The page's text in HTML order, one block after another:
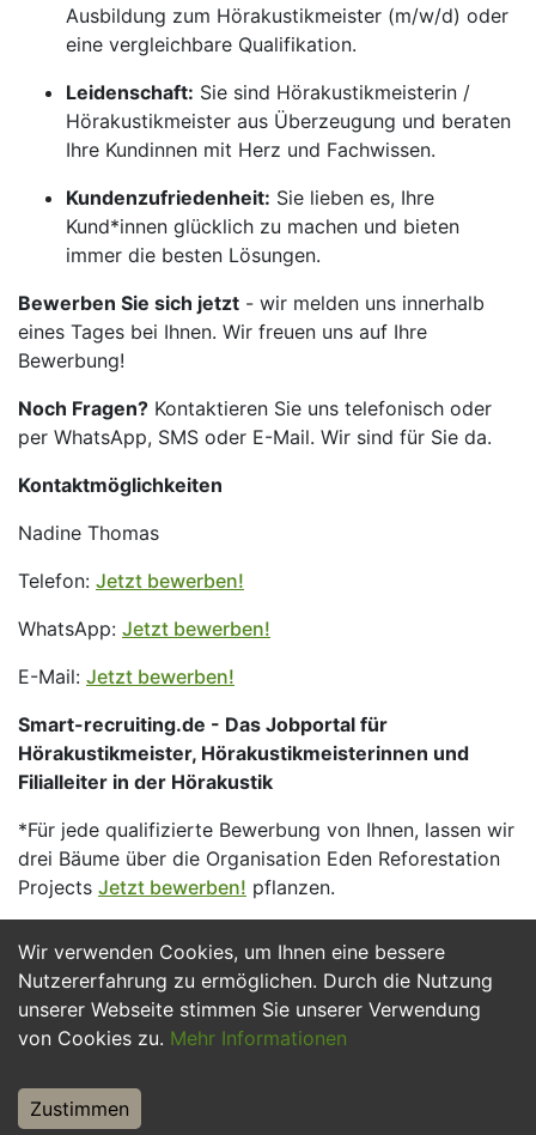
Wir verwenden Cookies, um Ihnen eine bessere
Nutzererfahrung zu ermöglichen. Durch die Nutzung
unserer Webseite stimmen Sie unserer Verwendung
von Cookies zu. Mehr Informationen
Zustimmen
Ausbildung zum Hörakustikmeister (m/w/d) oder
eine vergleichbare Qualifikation.
Leidenschaft: Sie sind Hörakustikmeisterin /
Hörakustikmeister aus Überzeugung und beraten
Ihre Kundinnen mit Herz und Fachwissen.
Kundenzufriedenheit: Sie lieben es, Ihre
Kund*innen glücklich zu machen und bieten
immer die besten Lösungen.
Bewerben Sie sich jetzt - wir melden uns innerhalb
eines Tages bei Ihnen. Wir freuen uns auf Ihre
Bewerbung!
Noch Fragen? Kontaktieren Sie uns telefonisch oder
per WhatsApp, SMS oder E-Mail. Wir sind für Sie da.
Kontaktmöglichkeiten
Nadine Thomas
Telefon: Jetzt bewerben!
WhatsApp: Jetzt bewerben!
E-Mail: Jetzt bewerben!
Smart-recruiting.de - Das Jobportal für
Hörakustikmeister, Hörakustikmeisterinnen und
Filialleiter in der Hörakustik
*Für jede qualifizierte Bewerbung von Ihnen, lassen wir
drei Bäume über die Organisation Eden Reforestation
Projects Jetzt bewerben! pflanzen.
Jetzt Bewerben